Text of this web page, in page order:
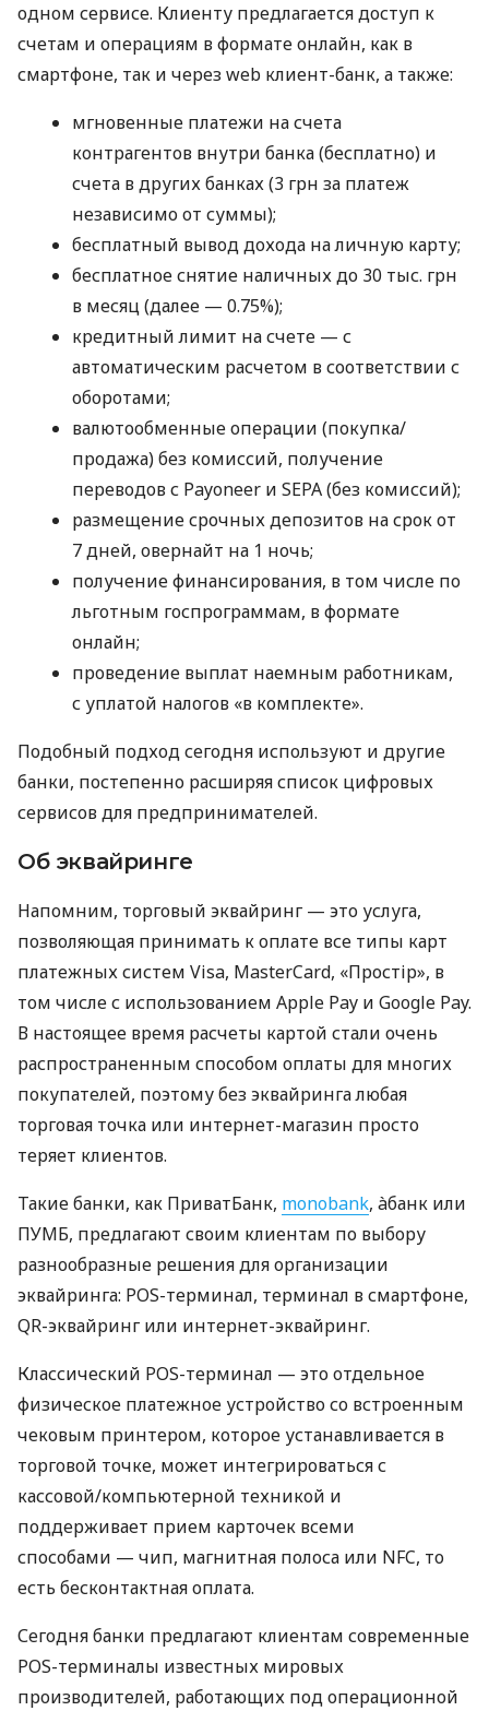
одном сервисе. Клиенту предлагается доступ к
счетам и операциям в формате онлайн, как в
смартфоне, так и через web клиент-банк, а также:
мгновенные платежи на счета
контрагентов внутри банка (бесплатно) и
счета в других банках (3 грн за платеж
независимо от суммы);
бесплатный вывод дохода на личную карту;
бесплатное снятие наличных до 30 тыс. грн
в месяц (далее — 0.75%);
кредитный лимит на счете — с
автоматическим расчетом в соответствии с
оборотами;
валютообменные операции (покупка/
продажа) без комиссий, получение
переводов с Payoneer и SEPA (без комиссий);
размещение срочных депозитов на срок от
7 дней, овернайт на 1 ночь;
получение финансирования, в том числе по
льготным госпрограммам, в формате
онлайн;
проведение выплат наемным работникам,
с уплатой налогов «в комплекте».
Подобный подход сегодня используют и другие
банки, постепенно расширяя список цифровых
сервисов для предпринимателей.
Об эквайринге
Напомним, торговый эквайринг — это услуга,
позволяющая принимать к оплате все типы карт
платежных систем Visa, MasterCard, «Простір», в
том числе с использованием Apple Pay и Google Pay.
В настоящее время расчеты картой стали очень
распространенным способом оплаты для многих
покупателей, поэтому без эквайринга любая
торговая точка или интернет-магазин просто
теряет клиентов.
Такие банки, как ПриватБанк, monobank, àбанк или
ПУМБ, предлагают своим клиентам по выбору
разнообразные решения для организации
эквайринга: POS-терминал, терминал в смартфоне,
QR-эквайринг или интернет-эквайринг.
Классический POS-терминал — это отдельное
физическое платежное устройство со встроенным
чековым принтером, которое устанавливается в
торговой точке, может интегрироваться с
кассовой/компьютерной техникой и
поддерживает прием карточек всеми
способами — чип, магнитная полоса или NFC, то
есть бесконтактная оплата.
Сегодня банки предлагают клиентам современные
POS-терминалы известных мировых
производителей, работающих под операционной